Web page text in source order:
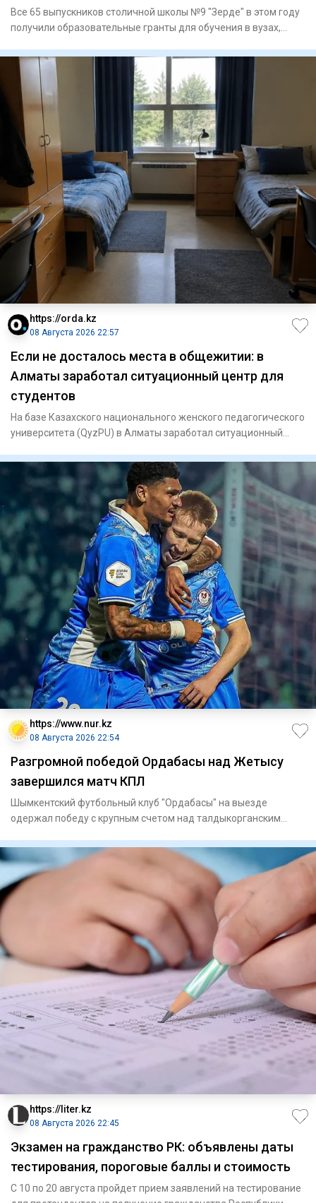
Все 65 выпускников столичной школы №9 "Зерде" в этом году
получили образовательные гранты для обучения в вузах,
https://orda.kz
08 Августа 2026 22:57
Если не досталось места в общежитии: в
Алматы заработал ситуационный центр для
студентов
На базе Казахского национального женского педагогического
университета (QyzPU) в Алматы заработал ситуационный
https://www.nur.kz
08 Августа 2026 22:54
Разгромной победой Ордабасы над Жетысу
завершился матч КПЛ
Шымкентский футбольный клуб "Ордабасы" на выезде
одержал победу с крупным счетом над талдыкорганским
https://liter.kz
08 Августа 2026 22:45
Экзамен на гражданство РК: объявлены даты
тестирования, пороговые баллы и стоимость
С 10 по 20 августа пройдет прием заявлений на тестирование